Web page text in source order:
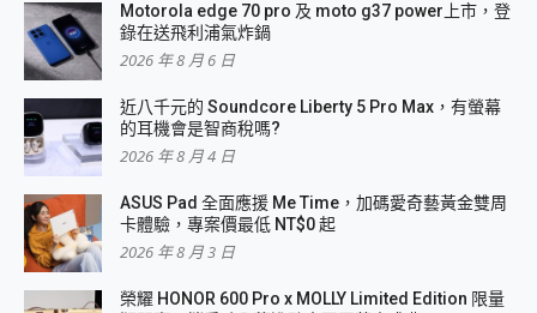
Motorola edge 70 pro 及 moto g37 power上市，登
錄在送飛利浦氣炸鍋
2026 年 8 月 6 日
近八千元的 Soundcore Liberty 5 Pro Max，有螢幕
的耳機會是智商稅嗎?
2026 年 8 月 4 日
ASUS Pad 全面應援 Me Time，加碼愛奇藝黃金雙周
卡體驗，專案價最低 NT$0 起
2026 年 8 月 3 日
榮耀 HONOR 600 Pro x MOLLY Limited Edition 限量